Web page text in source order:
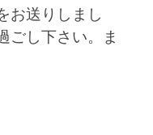
お送りしまし
ごし下さい。ま